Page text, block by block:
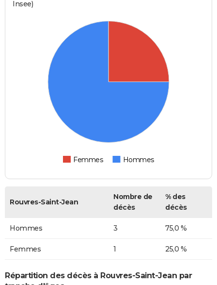
Insee)
Femmes Hommes
Rouvres-Saint-Jean
Nombre de
décès
% des
décès
Hommes 3 75,0 %
Femmes 1 25,0 %
Répartition des décès à Rouvres-Saint-Jean par